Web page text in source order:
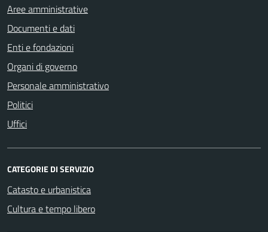
Aree amministrative
Documenti e dati
Enti e fondazioni
Organi di governo
Personale amministrativo
Politici
Uffici
CATEGORIE DI SERVIZIO
Catasto e urbanistica
Cultura e tempo libero